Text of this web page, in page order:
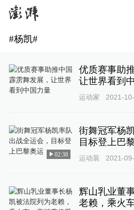
#杨凯#
优质赛事助
让世界看到
运动家 2021-
02:38
街舞冠军杨
目标登上巴
运动装 2021-
辉山乳业董
老赖，乘火